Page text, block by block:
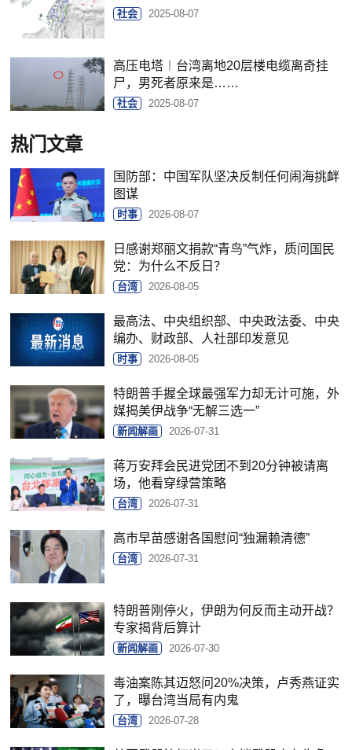
社会 2025-08-07
高压电塔︱台湾离地20层楼电缆离奇挂
尸，男死者原来是……
社会 2025-08-07
热门文章
国防部：中国军队坚决反制任何闹海挑衅
图谋
时事 2026-08-07
日感谢郑丽文捐款“青鸟”气炸，质问国民
党：为什么不反日？
台湾 2026-08-05
最高法、中央组织部、中央政法委、中央
编办、财政部、人社部印发意见
时事 2026-08-05
特朗普手握全球最强军力却无计可施，外
媒揭美伊战争“无解三选一”
新闻解画 2026-07-31
蒋万安拜会民进党团不到20分钟被请离
场，他看穿绿营策略
台湾 2026-07-31
高市早苗感谢各国慰问“独漏赖清德”
台湾 2026-07-31
特朗普刚停火，伊朗为何反而主动开战？
专家揭背后算计
新闻解画 2026-07-30
毒油案陈其迈怒问20%决策，卢秀燕证实
了，曝台湾当局有内鬼
台湾 2026-07-28